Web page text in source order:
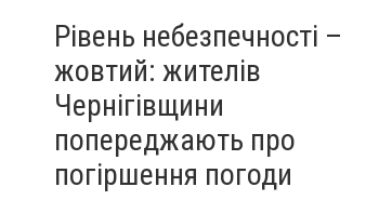
Рівень небезпечності –
жовтий: жителів
Чернігівщини
попереджають про
погіршення погоди